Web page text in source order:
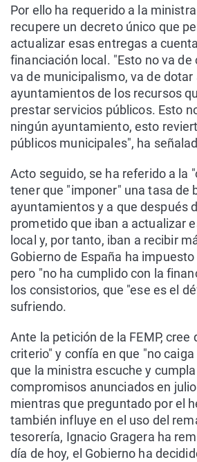
Por ello ha requerido a la
recupere un decreto único que
actualizar esas entregas a
financiación local. "Esto no va de
va de municipalismo, va de dotar
ayuntamientos de los recursos
prestar servicios públicos. Esto
ningún ayuntamiento, esto
públicos municipales", ha
Acto seguido, se ha referido a la
tener que "imponer" una tasa de
ayuntamientos y a que después
prometido que iban a actualizar
local y, por tanto, iban a recibir
Gobierno de España ha
pero "no ha cumplido con la
los consistorios, que "ese es el
sufriendo.
Ante la petición de la FEMP, cree
criterio" y confía en que "no
que la ministra escuche y
compromisos anunciados en
mientras que preguntado por el
también influye en el uso del
tesorería, Ignacio Gragera ha
día de hoy, el Gobierno ha